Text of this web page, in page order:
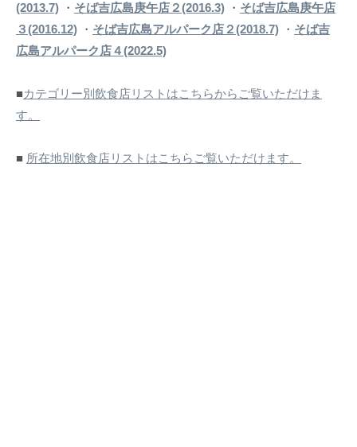
(2013.7) ・ そば吉広島庚午店２(2016.3) ・ そば吉広島庚午店
３(2016.12) ・ そば吉広島アルパーク店２(2018.7) ・ そば吉
広島アルパーク店４(2022.5)
■カテゴリー別飲食店リストはこちらからご覧いただけま
す。
■ 所在地別飲食店リストはこちらご覧いただけます。